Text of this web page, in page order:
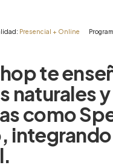
Presencial + Online
te
naturalesy
como
integrando